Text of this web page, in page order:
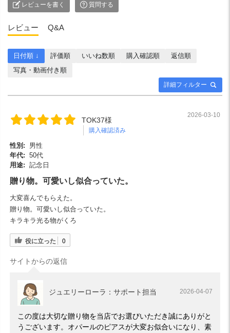
レビューを書く 質問する
レビュー Q&A
詳細フィルター
日付順 ↓ 評価順 いいね数順 購入確認順
返信順
写真・動画付き順
TOK37様
購入確認済み
2026-03-10
性別:
男性
年代: 50代
用途: 記念日
贈り物。可愛いし似合っていた。
大変喜んでもらえた。
贈り物。可愛いし似合っていた。
キラキラ光る物がくろ
役に立った 0
サイトからの返信
ジュエリーローラ：サポート担当 2026-04-07
この度は大切な贈り物を当店でお選びいただき誠にありがと
うございます。オパールのピアスが大変お似合いになり、素